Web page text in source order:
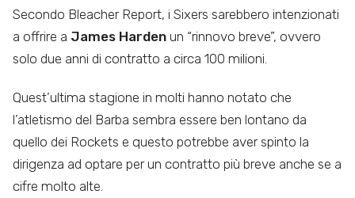
Secondo Bleacher Report, i Sixers sarebbero intenzionati
a offrire a James Harden un “rinnovo breve”, ovvero
solo due anni di contratto a circa 100 milioni.
Quest’ultima stagione in molti hanno notato che
l’atletismo del Barba sembra essere ben lontano da
quello dei Rockets e questo potrebbe aver spinto la
dirigenza ad optare per un contratto più breve anche se a
cifre molto alte.